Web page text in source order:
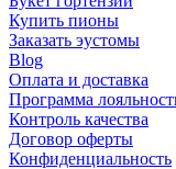
Купить пионы
Заказать эустомы
Blog
Оплата и доставка
Программа
Контроль качества
Договор оферты
Конфиденциальность